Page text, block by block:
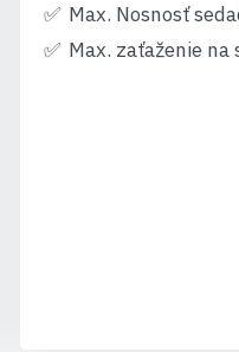
Max. Nosnosť
Max. zaťaženie